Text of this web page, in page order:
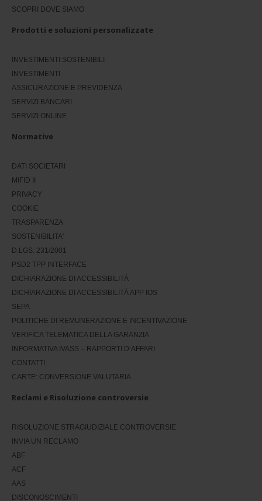
SCOPRI DOVE SIAMO
Prodotti e soluzioni personalizzate
INVESTIMENTI SOSTENIBILI
INVESTIMENTI
ASSICURAZIONE E PREVIDENZA
SERVIZI BANCARI
SERVIZI ONLINE
Normative
DATI SOCIETARI
MIFID II
PRIVACY
COOKIE
TRASPARENZA
SOSTENIBILITA'
D.LGS. 231/2001
PSD2 TPP INTERFACE
DICHIARAZIONE DI ACCESSIBILITÀ
DICHIARAZIONE DI ACCESSIBILITÀ APP IOS
SEPA
POLITICHE DI REMUNERAZIONE E INCENTIVAZIONE
VERIFICA TELEMATICA DELLA GARANZIA
INFORMATIVA IVASS – RAPPORTI D’AFFARI
CONTATTI
CARTE: CONVERSIONE VALUTARIA
Reclami e Risoluzione controversie
RISOLUZIONE STRAGIUDIZIALE CONTROVERSIE
INVIA UN RECLAMO
ABF
ACF
AAS
DISCONOSCIMENTI